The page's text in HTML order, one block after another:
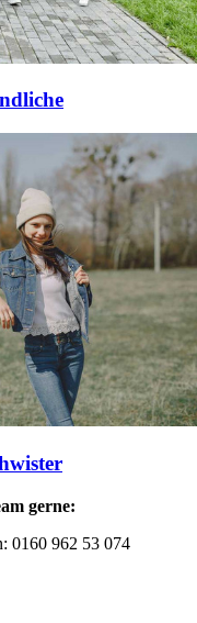
gerne:
0160 962 53 074